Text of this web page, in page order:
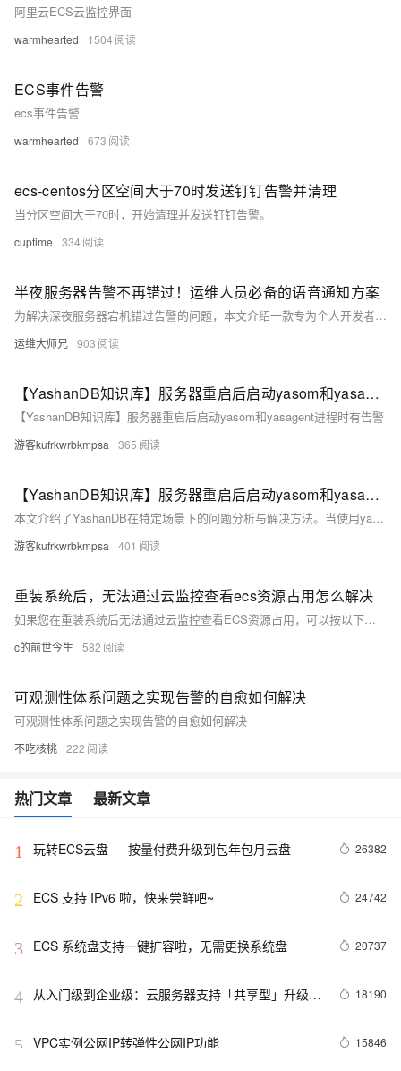
阿里云ECS云监控界面
warmhearted 1504
ECS事件告警
ecs事件告警
warmhearted 673
ecs-centos分区空间大于70时发送钉钉告警并清理
当分区空间大于70时，开始清理并发送钉钉告警。
cuptime 334
半夜服务器告警不再错过！运维人员必备的语音通知方案
为解决深夜服务器宕机错过告警的问题，本文介绍一款专为个人开发者与运维人员设计的语音通知方案。通过电话直接推送重要告警，确保第一时间响应，避免故障扩大。支持多种编程语言调用，配置简单，3步即可完成，实时性强，适合各类关键业务场景。
运维大师兄 903
【YashanDB知识库】服务器重启后启动yasom和yasagent进程时有告警
【YashanDB知识库】服务器重启后启动yasom和yasagent进程时有告警
游客kufrkwrbkmpsa 365
【YashanDB知识库】服务器重启后启动yasom和yasagent进程时有告警
本文介绍了YashanDB在特定场景下的问题分析与解决方法。当使用yasboot重启数据库后，yasom和yasagent进程虽启动成功但出现告警，原因是缺少libnsl.so.1库文件或环境变量配置错误。解决步骤包括：检查系统中是否存在该库文件，若不存在则根据操作系统类型安装（有外网时通过yum或apt，无外网时创建符号链接），若存在则调整环境变量配置，并重新启动相关进程验证问题是否解决。
游客kufrkwrbkmpsa 401
重装系统后，无法通过云监控查看ecs资源占用怎么解决
如果您在重装系统后无法通过云监控查看ECS资源占用，可以按以下步骤排查：1. 确认云监控插件状态是否“运行中”，若不是则需重新安装；2. 通过自动安装流程安装插件，并确认状态变回“运行中”；3. 检查ECS网络配置，确保能访问外部网络；4. 验证监控功能是否正常显示数据；5. 可选设置报警规则。如问题仍存，请检查防火墙或安全组设置。通过上述步骤，您应能重新启用云监控。
c的前世今生 582
可观测性体系问题之实现告警的自愈如何解决
可观测性体系问题之实现告警的自愈如何解决
不吃核桃 222
热门文章 最新文章
1 玩转ECS云盘 — 按量付费升级到包年包月云盘 26382
2 ECS 支持 IPv6 啦，快来尝鲜吧~ 24742
3 ECS 系统盘支持一键扩容啦，无需更换系统盘 20737
4 从入门级到企业级：云服务器支持「共享型」升级
18190
5 VPC实例公网IP转弹性公网IP功能 15846